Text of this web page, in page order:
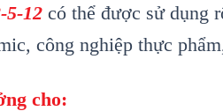
5-12 có thể được sử dụng
công nghiệp thực
cho: